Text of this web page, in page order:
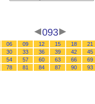
093
06 09 12 15 18
21
30 33 36 39 42
45
54 57 60 63 66
69
78 81 84 87 90 93